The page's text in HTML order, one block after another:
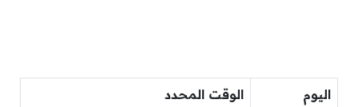
اليوم الوقت المحدد